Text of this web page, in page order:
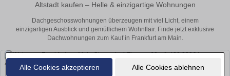
Alle Cookies akzeptieren Alle Cookies ablehnen
Altstadt kaufen – Helle & einzigartige Wohnungen
Dachgeschosswohnungen überzeugen mit viel Licht, einem
einzigartigen Ausblick und gemütlichem Wohnflair. Finde jetzt exklusive
Dachwohnungen zum Kauf in Frankfurt am Main.